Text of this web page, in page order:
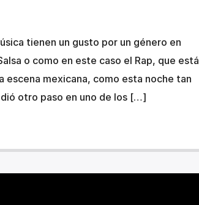
tienen un gusto por un género en
o como en este caso el Rap, que está
mexicana, como esta noche tan
otro paso en uno de los […]